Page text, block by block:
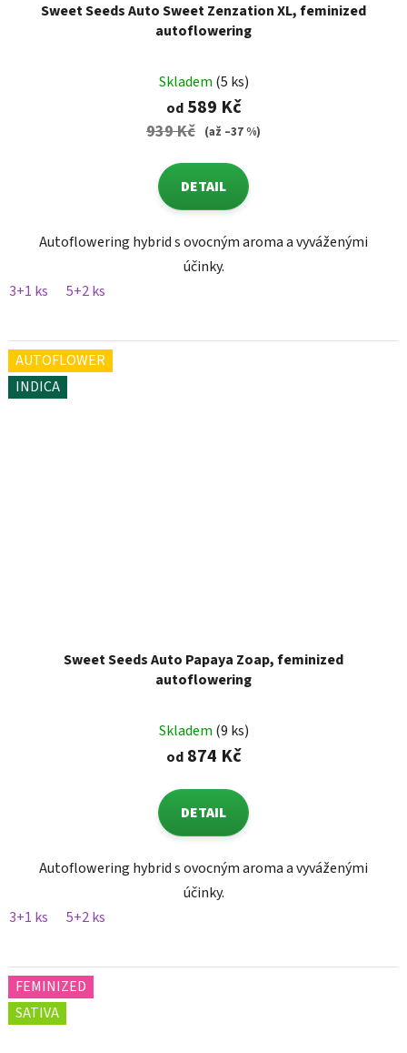
Sweet Seeds Auto Sweet Zenzation XL, feminized
autoflowering
Skladem (5 ks)
od589 Kč
939 Kč (až –37 %)
DETAIL
Autoflowering hybrid s ovocným aroma a vyváženými
účinky.
3+1 ks
5+2 ks
AUTOFLOWER
INDICA
Sweet Seeds Auto Papaya Zoap, feminized
autoflowering
Skladem (9 ks)
od874 Kč
DETAIL
Autoflowering hybrid s ovocným aroma a vyváženými
účinky.
3+1 ks
5+2 ks
FEMINIZED
SATIVA